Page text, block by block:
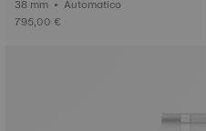
38 mm • Automatico
795,00 €